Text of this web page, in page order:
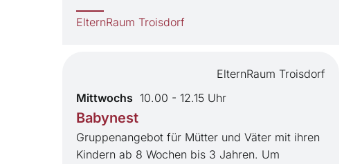
ElternRaum Troisdorf
ElternRaum Troisdorf
Mittwochs 10.00 - 12.15 Uhr
Babynest
Gruppenangebot für Mütter und Väter mit ihren
Kindern ab 8 Wochen bis 3 Jahren. Um